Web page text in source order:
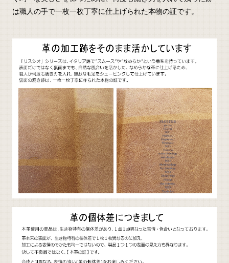
は職人の手で一枚一枚丁寧に仕上げられた本物の証です。